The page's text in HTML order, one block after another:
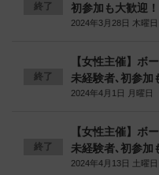
終了
初参加も大歓迎！
2024年3月28日 木曜日
終了
【女性主催】ボ
未経験者､初参加
2024年4月1日 月曜日
終了
【女性主催】ボ
未経験者､初参加
2024年4月13日 土曜日